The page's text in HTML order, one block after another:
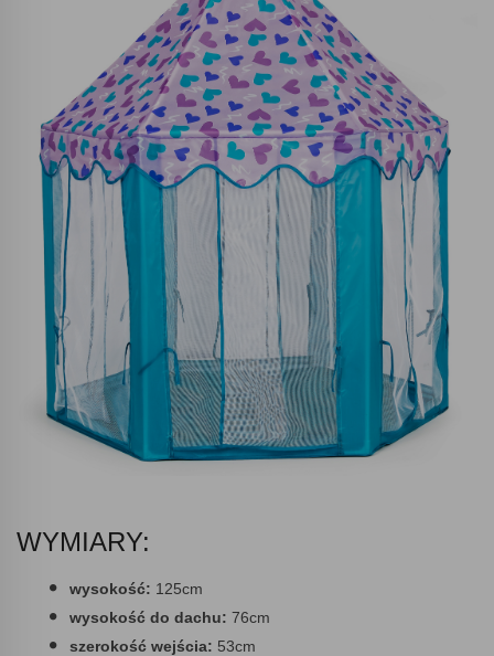
WYMIARY:
wysokość: 125cm
wysokość do dachu: 76cm
szerokość wejścia: 53cm